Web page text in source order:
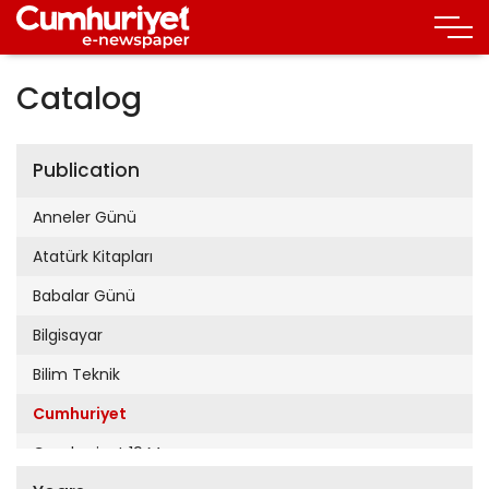
Catalog
Publication
Anneler Günü
Atatürk Kitapları
Babalar Günü
Bilgisayar
Bilim Teknik
Cumhuriyet
Cumhuriyet 19 Mayıs